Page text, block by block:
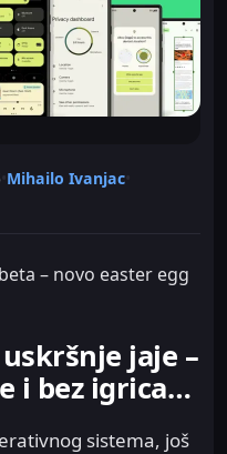
Mihailo Ivanjac
– novo easter egg
jaje –
i bez igrica…
sistema, još